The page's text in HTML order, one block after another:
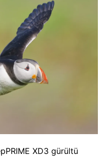
XD3 gürültü